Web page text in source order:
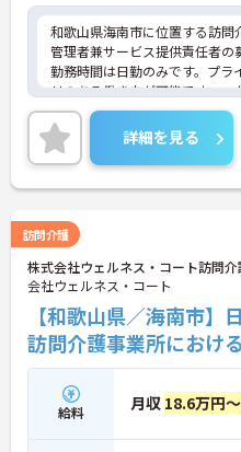
和歌山県海南市に位置する訪問
管理者兼サービス提供責任者の
勤務時間は日勤のみです。プラ
リのある働き方が可能です。ス
を行うやりがいのあるお仕事で
ご興味のある方には、面接対策
に詳細をご案内しますのでお気
い！
詳細を見る
訪問介護
株式会社ウェルネス・コート訪問
会社ウェルネス・コート
【和歌山県／海南市
訪問介護事業所におけ
給料 月収 18.6万円